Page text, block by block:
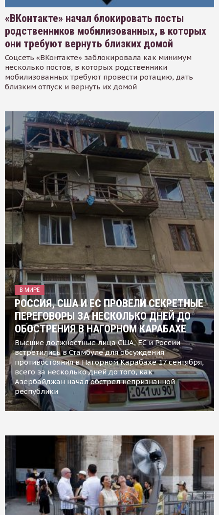
«ВКонтакте» начал блокировать посты
родственников мобилизованных, в которых
они требуют вернуть близких домой
Соцсеть «ВКонтакте» заблокировала как минимум
несколько постов, в которых родственники
мобилизованных требуют провести ротацию, дать
близким отпуск и вернуть их домой
В МИРЕ
РОССИЯ, США И ЕС ПРОВЕЛИ СЕКРЕТНЫЕ
ПЕРЕГОВОРЫ ЗА НЕСКОЛЬКО ДНЕЙ ДО
ОБОСТРЕНИЯ В НАГОРНОМ КАРАБАХЕ
Высшие должностные лица США, ЕС и России
встретились в Стамбуле для обсуждения
противостояния в Нагорном Карабахе 17 сентября,
всего за несколько дней до того, как
Азербайджан начал обстрел непризнанной
республики